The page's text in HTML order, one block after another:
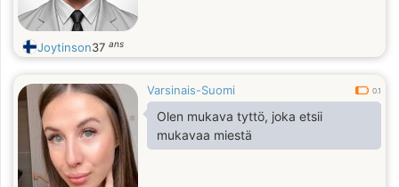
Joytinson37 ans
Varsinais-Suomi 0.1
Olen mukava tyttö, joka etsii
mukavaa miestä